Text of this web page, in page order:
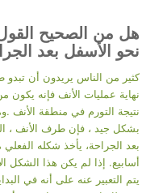
هل من الصحيح
نحو الأسفل بعد
كثير من الناس يريدون أن
نهاية عمليات الأنف فإنه يكون
نتيجة التورم في منطقة الأنف
بشكل جيد ، فإن طرف الأنف ،
بعد الجراحة، يأخذ شكله
أسابيع. إذا لم يكن هذا الشكل
يتم التعبير عنه على أنه في